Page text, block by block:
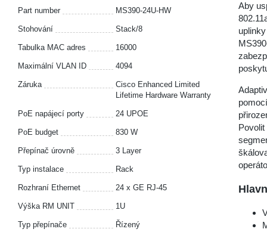
Part number MS390-24U-HW
Stohování Stack/8
Tabulka MAC adres 16000
Maximální VLAN ID 4094
Záruka
Cisco Enhanced Limited
Lifetime Hardware Warranty
PoE napájecí porty 24 UPOE
PoE budget 830 W
Přepínač úrovně 3 Layer
Typ instalace Rack
Rozhraní Ethernet 24 x GE RJ-45
Výška RM UNIT 1U
Typ přepínače Řízený
Aby